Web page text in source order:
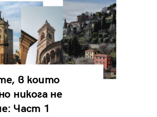
в които
никога не
Част 1